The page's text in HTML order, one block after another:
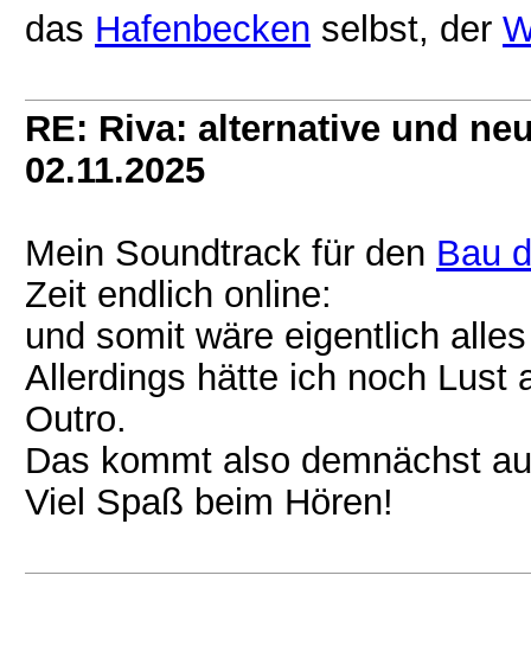
das Hafenbecken selbst, der
RE: Riva: alternative und
02.11.2025
Mein Soundtrack für den Bau
Zeit endlich online:
und somit wäre eigentlich
Allerdings hätte ich noch Lust
Outro.
Das kommt also demnächst
Viel Spaß beim Hören!